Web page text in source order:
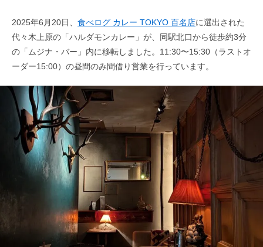
2025年6月20日、 食べログ カレー TOKYO 百名店に選出された
代々木上原の「ハルダモンカレー」が、同駅北口から徒歩約3分
の「ムジナ・バー」内に移転しました。11:30〜15:30（ラストオ
ーダー15:00）の昼間のみ間借り営業を行っています。